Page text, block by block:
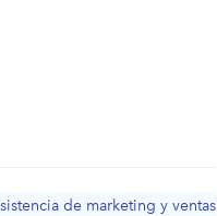
de marketing y ventas